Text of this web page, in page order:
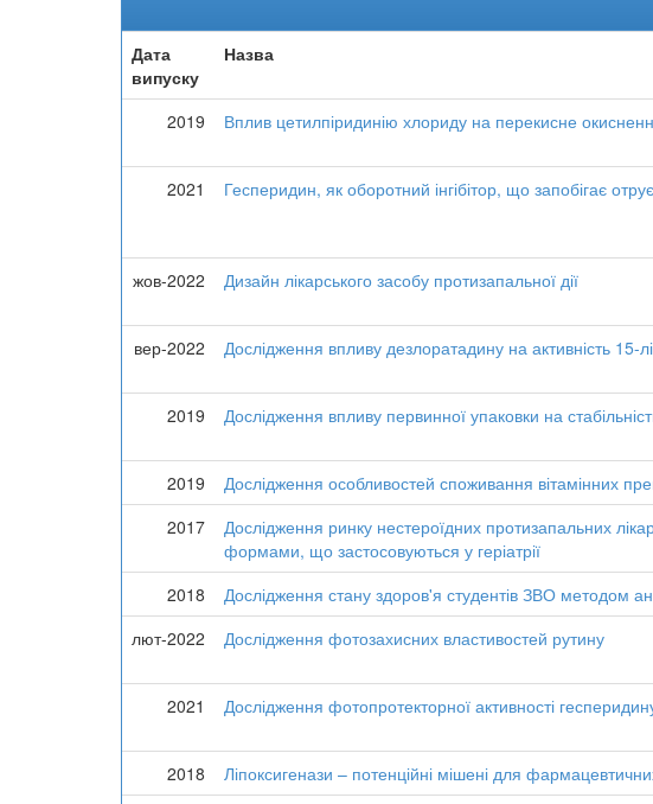
Дата
випуску
Назва
2019 Вплив цетилпіридинію хлориду на перекисне
2021
Гесперидин, як оборотний інгібітор, що запобігає
жов-2022
Дизайн лікарського засобу протизапальної дії
вер-2022
Дослідження впливу дезлоратадину на активність 15-
2019
Дослідження впливу первинної упаковки на
2019
Дослідження особливостей споживання вітамінних
2017
Дослідження ринку нестероїдних протизапальних
формами, що застосовуються у геріатрії
2018 Дослідження стану здоров'я студентів ЗВО методом
лют-2022
Дослідження фотозахисних властивостей рутину
2021
Дослідження фотопротекторної активності
2018
Ліпоксигенази – потенційні мішені для